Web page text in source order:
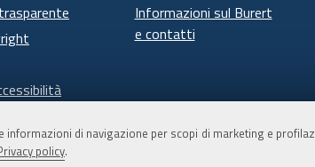
informazioni di navigazione per scopi di marketing e
policy.
Informazioni sul Burert
e contatti